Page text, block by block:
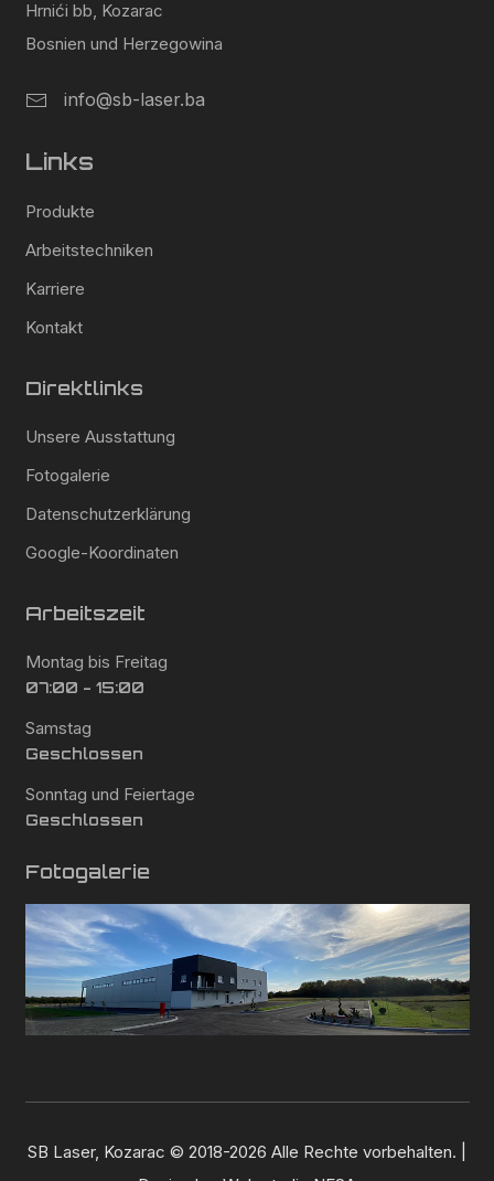
Hrnići bb, Kozarac
Bosnien und Herzegowina
info@sb-laser.ba
Links
Produkte
Arbeitstechniken
Karriere
Kontakt
Direktlinks
Unsere Ausstattung
Fotogalerie
Datenschutzerklärung
Google-Koordinaten
Arbeitszeit
Montag bis Freitag
07:00 - 15:00
Samstag
Geschlossen
Sonntag und Feiertage
Geschlossen
Fotogalerie
SB Laser, Kozarac © 2018-2026 Alle Rechte vorbehalten. |